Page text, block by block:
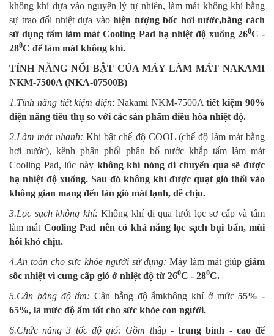
không khí dựa vào nguyên lý tự nhiên, làm mát không khí bằng
sự trao đổi nhiệt dựa vàohiện tượng bốc hơi nước,bằng cách
sử dụng tấm làm mát Cooling Pad hạ nhiệt độ xuống 260C -
280C để làm mát không khí.
TÍNH NĂNG NỔI BẬT CỦA MÁY LÀM MÁT NAKAMI
NKM-7500A (NKA-07500B)
1.Tính năng tiết kiệm điện: Nakami NKM-7500Atiết kiệm 90%
điện năng tiêu thụ so với các sản phẩm điều hòa nhiệt độ.
2.Làm mát nhanh: Khi bật chế độ COOL (chế độ làm mát bằng
hơi nước), kênh phân phối phân bố nước khắp tấm làm mát
Cooling Pad, lúc này không khí nóng di chuyển qua sẽ được
hạ nhiệt độ xuống. Sau đó không khí được quạt gió thổi vào
không gian mang đến làn gió mát lạnh, dễ chịu.
3.Lọc sạch không khí:Không khí đi qua lưới lọc sơ cấp và tấm
làm mát Cooling Pad nên có khả năng lọc sạch bụi bẩn, mùi
hôi khó chịu.
4.An toàn cho sức khỏe người sử dụng:Máy làm mát giúpgiảm
sốc nhiệt vì cung cấp gió ở nhiệt độ từ 260C - 280C.
5.Cân bằng độ ẩm: Cân bằng độ ẩmkhông khí ở mức55% -
65%, là mức độ ẩm tốt cho sức khỏe con người.
6.Chức năng 3 tốc độ gió: Gồm thấp -trung bình - cao để